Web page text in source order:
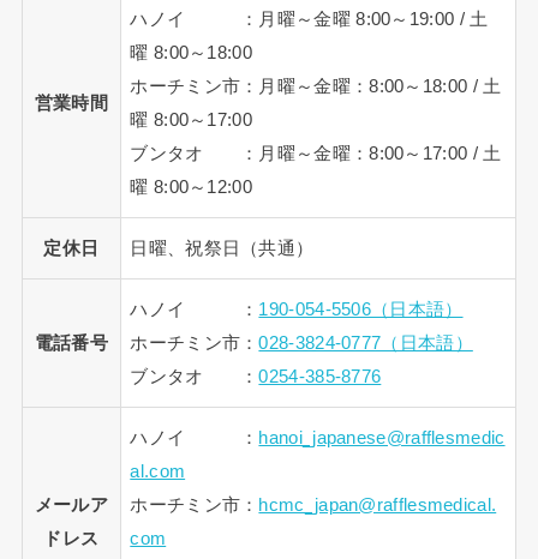
営業時間
ハノイ ：月曜～金曜 8:00～19:00 / 土
曜 8:00～18:00
ホーチミン市：月曜～金曜：8:00～18:00 / 土
曜 8:00～17:00
ブンタオ ：月曜～金曜：8:00～17:00 / 土
曜 8:00～12:00
定休日 日曜、祝祭日（共通）
電話番号
ハノイ ： 190-054-5506（日本語）
ホーチミン市：028-3824-0777（日本語）
ブンタオ ：0254-385-8776
メールア
ドレス
ハノイ ： hanoi_japanese@rafflesmedic
al.com
ホーチミン市： hcmc_japan@rafflesmedical.
com